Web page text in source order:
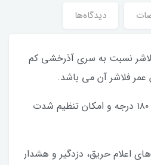
دیدگاه‌ها
نسبت به سری آذرخشی کم
فلاشر آن می باشد.
آژیر فوق دارای زاویه دید ۱۸۰ درجه و امکان تنظیم شدت
اعلام حریق، دزدگیر و هشدار